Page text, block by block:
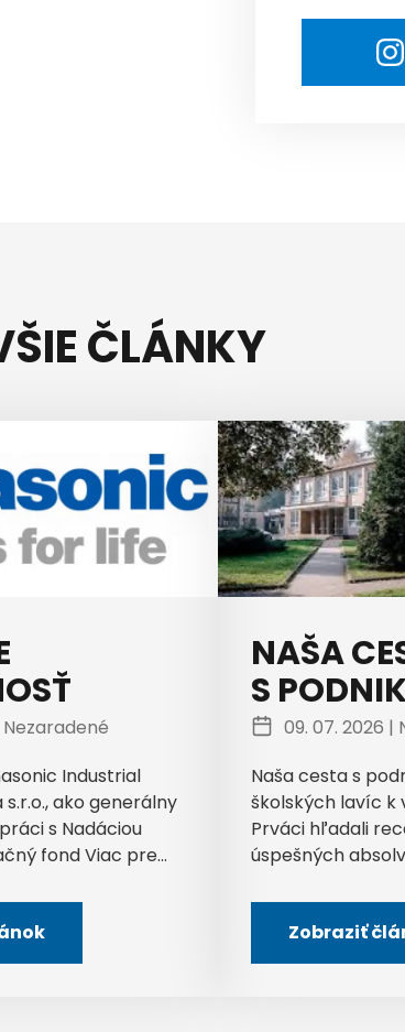
ČLÁNKY
Nezaradené
Industrial
s.r.o., ako generálny
s Nadáciou
fond Viac pre...
NAŠA
S
09. 07. 2026 |
Naša cesta s
školských lavíc k
Prváci hľadali
úspešných
Zobraziť